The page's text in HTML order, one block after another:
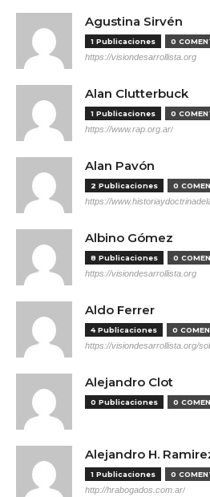
Agustina Sirvén
1 Publicaciones 0
https://visiondesarrollista.org
Alan Clutterbuck
1 Publicaciones 0
https://www.rap.org.ar/
Alan Pavón
2 Publicaciones 0
https://
Albino Gómez
8 Publicaciones 0
https://visiondesarrollista.org
Aldo Ferrer
4 Publicaciones 0
https://visiondesarrollista.org/
Alejandro Clot
0 Publicaciones 0
Alejandro H.
1 Publicaciones 0
http://hrabogados.com.ar/